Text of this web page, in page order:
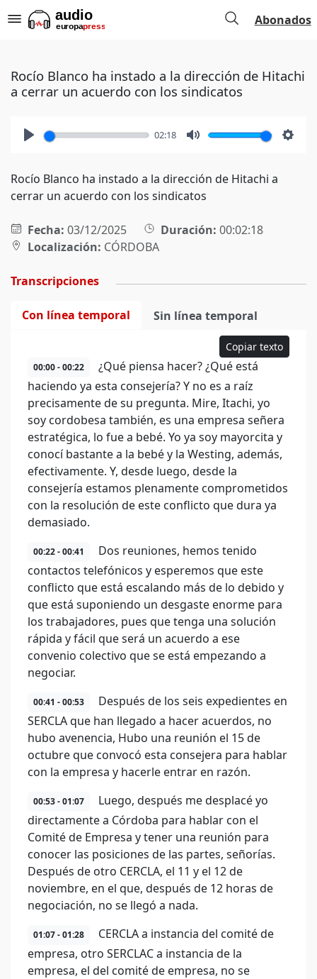
Abonados
Rocío Blanco ha instado a la dirección de Hitachi
a cerrar un acuerdo con los sindicatos
02:18
Rocío Blanco ha instado a la dirección de Hitachi a
cerrar un acuerdo con los sindicatos
Fecha: 03/12/2025 Duración: 00:02:18
Localización: CÓRDOBA
Transcripciones
Con línea temporal Sin línea temporal
Copiar texto
00:00 - 00:22
¿Qué piensa hacer? ¿Qué está
haciendo ya esta consejería? Y no es a raíz
precisamente de su pregunta. Mire, Itachi, yo
soy cordobesa también, es una empresa señera
estratégica, lo fue a bebé. Yo ya soy mayorcita y
conocí bastante a la bebé y la Westing, además,
efectivamente. Y, desde luego, desde la
consejería estamos plenamente comprometidos
con la resolución de este conflicto que dura ya
demasiado.
00:22 - 00:41
Dos reuniones, hemos tenido
contactos telefónicos y esperemos que este
conflicto que está escalando más de lo debido y
que está suponiendo un desgaste enorme para
los trabajadores, pues que tenga una solución
rápida y fácil que será un acuerdo a ese
convenio colectivo que se está empezando a
negociar.
00:41 - 00:53
Después de los seis expedientes en
SERCLA que han llegado a hacer acuerdos, no
hubo avenencia, Hubo una reunión el 15 de
octubre que convocó esta consejera para hablar
con la empresa y hacerle entrar en razón.
00:53 - 01:07
Luego, después me desplacé yo
directamente a Córdoba para hablar con el
Comité de Empresa y tener una reunión para
conocer las posiciones de las partes, señorías.
Después de otro CERCLA, el 11 y el 12 de
noviembre, en el que, después de 12 horas de
negociación, no se llegó a nada.
01:07 - 01:28
CERCLA a instancia del comité de
empresa, otro SERCLAC a instancia de la
empresa, el del comité de empresa, no se